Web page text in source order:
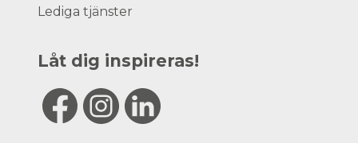
Lediga tjänster
Låt dig inspireras!